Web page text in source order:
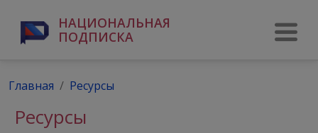
НАЦИОНАЛЬНАЯ
ПОДПИСКА
Главная Ресурсы
Ресурсы